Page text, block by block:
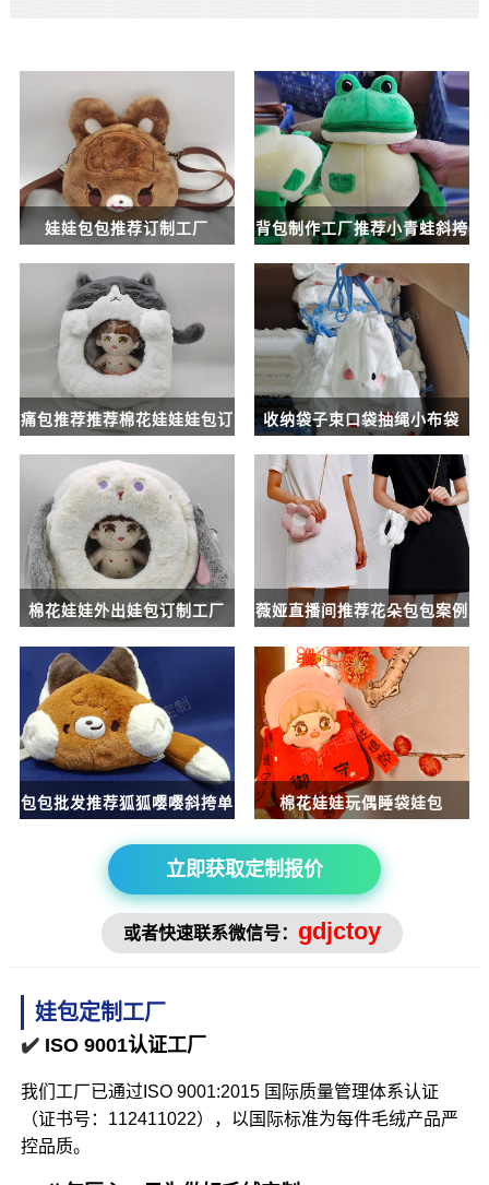
娃娃包包推荐订制工厂 背包制作工厂推荐小青蛙斜挎
绒毛包包订制案例
痛包推荐推荐棉花娃娃娃包订
制工厂
收纳袋子束口袋抽绳小布袋
棉花娃娃外出娃包订制工厂 薇娅直播间推荐花朵包包案例
包包批发推荐狐狐嘤嘤斜挎单
肩包案例
棉花娃娃玩偶睡袋娃包
立即获取定制报价
或者快速联系微信号： gdjctoy
娃包定制工厂
✔️ISO 9001认证工厂
我们工厂已通过ISO 9001:2015 国际质量管理体系认证
（证书号：112411022），以国际标准为每件毛绒产品严
控品质。